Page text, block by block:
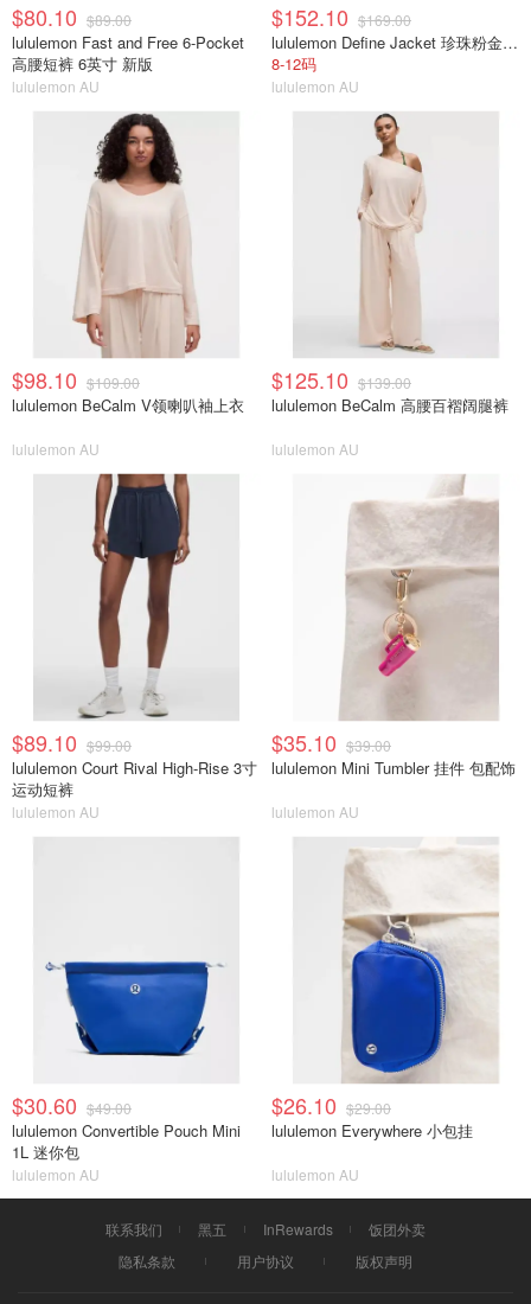
$80.10 $89.00
lululemon Fast and Free 6-Pocket
高腰短裤 6英寸 新版
lululemon AU
$152.10 $169.00
lululemon Define Jacket 珍珠粉金拉链
8-12码
lululemon AU
$98.10 $109.00
lululemon BeCalm V领喇叭袖上衣
lululemon AU
$125.10 $139.00
lululemon BeCalm 高腰百褶阔腿裤
lululemon AU
$89.10 $99.00
lululemon Court Rival High-Rise 3寸
运动短裤
lululemon AU
$35.10 $39.00
lululemon Mini Tumbler 挂件 包配饰
lululemon AU
$30.60 $49.00
lululemon Convertible Pouch Mini
1L 迷你包
lululemon AU
$26.10 $29.00
lululemon Everywhere 小包挂
lululemon AU
联系我们 黑五 InRewards
饭团外卖
隐私条款
用户协议 版权声明